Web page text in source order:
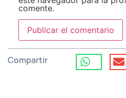
comente.
Compartir